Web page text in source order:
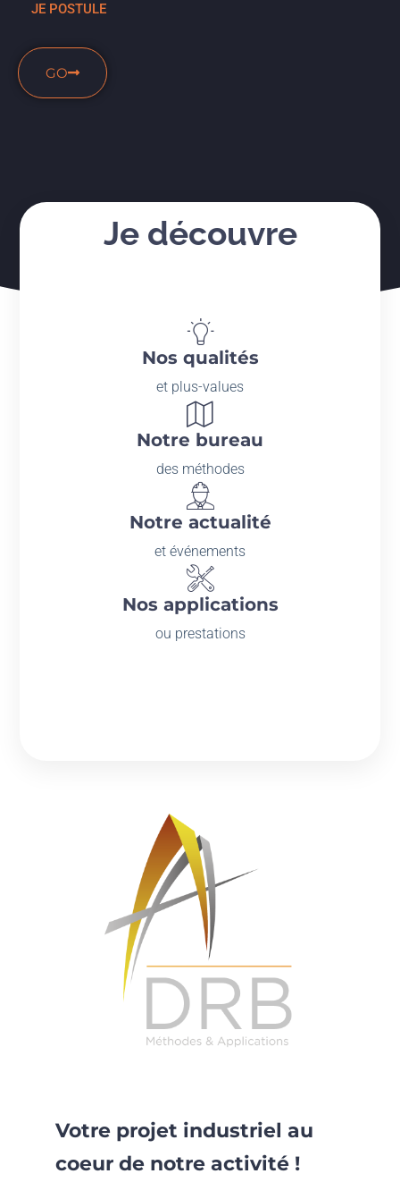
JE POSTULE
GO
Je découvre
Nos qualités
et plus-values
Notre bureau
des méthodes
Notre actualité
et événements
Nos applications
ou prestations
Votre projet industriel au
coeur de notre activité !